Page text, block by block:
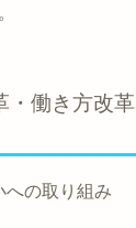
革・働
への取り組み